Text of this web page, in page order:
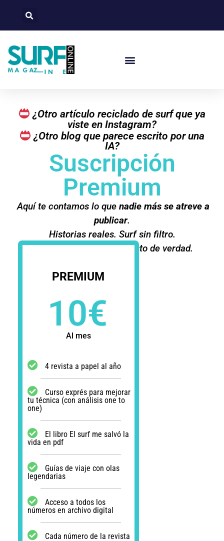
¿Otro artículo reciclado de surf que ya
viste en Instagram?
¿Otro blog que parece escrito por una
IA?
Suscripción
Premium
Aquí te contamos lo que nadie más se atreve a
publicar.
Historias reales. Surf sin filtro.
Solo para los que aman esto de verdad.
PREMIUM
10€
Al mes
4 revista a papel al año
Curso exprés para mejorar
tu técnica (con análisis one to
one)
El libro El surf me salvó la
vida en pdf
Guías de viaje con olas
legendarias
Acceso a todos los
números en archivo digital
Cada número de la revista